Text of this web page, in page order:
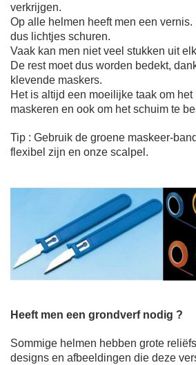
verkrijgen.
Op alle helmen heeft men een vernis.
dus lichtjes schuren.
Vaak kan men niet veel stukken uit
De rest moet dus worden bedekt,
klevende maskers.
Het is altijd een moeilijke taak om het
maskeren en ook om het schuim te
Tip : Gebruik de groene maskeer-
flexibel zijn en onze scalpel.
Heeft men een grondverf nodig ?
Sommige helmen hebben grote
designs en afbeeldingen die deze